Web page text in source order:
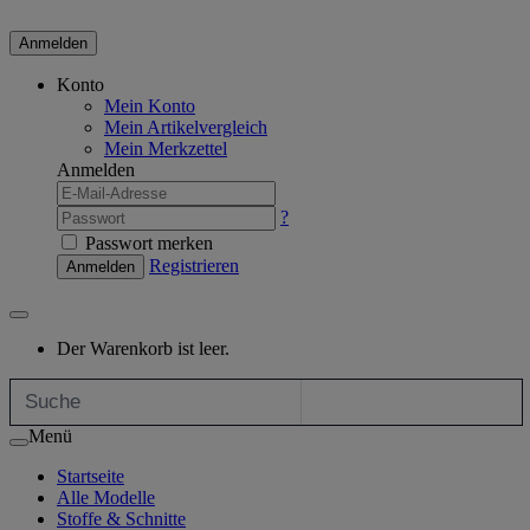
Anmelden
Konto
Mein Konto
Mein Artikelvergleich
Mein Merkzettel
Anmelden
?
Passwort merken
Anmelden Registrieren
Der Warenkorb ist leer.
Menü
Startseite
Alle Modelle
Stoffe & Schnitte